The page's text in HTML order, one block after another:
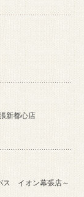
新都心店
ス イオン幕張店～